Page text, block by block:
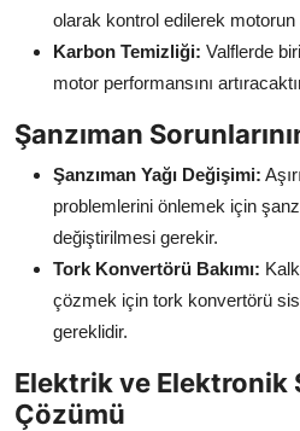
olarak kontrol edilerek motorun
Karbon Temizliği: Valflerde
motor performansını
Şanzıman
Şanzıman Yağı Değişimi:
problemlerini önlemek için
değiştirilmesi gerekir.
Tork Konvertörü Bakımı:
çözmek için tork konvertörü
gereklidir.
Elektrik ve Elektronik
Çözümü